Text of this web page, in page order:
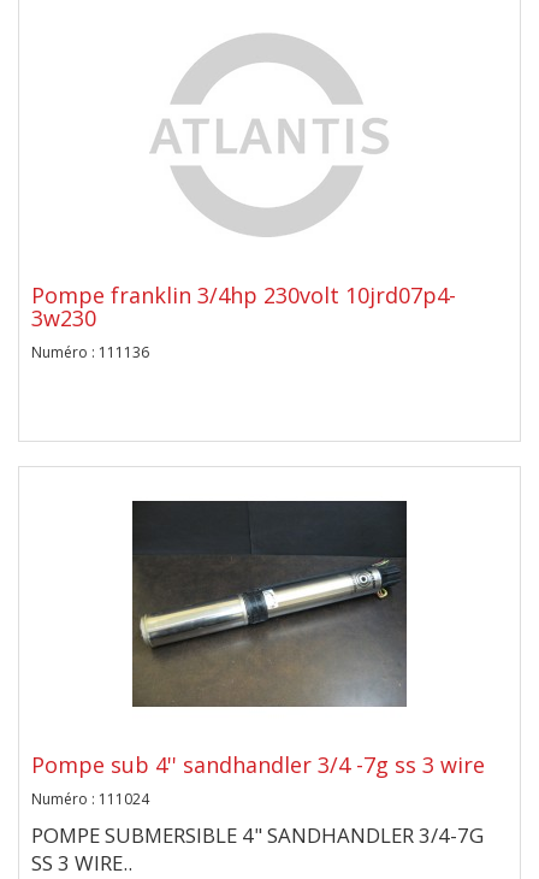
Pompe franklin 3/4hp 230volt 10jrd07p4-
3w230
Numéro : 111136
Pompe sub 4'' sandhandler 3/4 -7g ss 3 wire
Numéro : 111024
POMPE SUBMERSIBLE 4" SANDHANDLER 3/4-7G
SS 3 WIRE..